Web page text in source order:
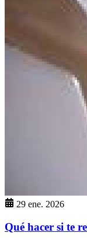
29 ene. 2026
Qué hacer si te